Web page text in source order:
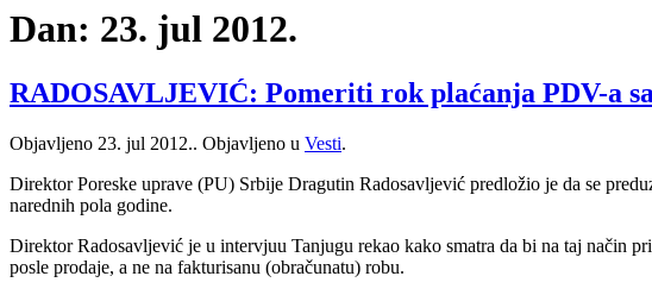
Dan: 23. jul 2012.
RADOSAVLJEVIĆ: Pomeriti rok plaćanja PDV-a sa
Objavljeno 23. jul 2012.. Objavljeno u Vesti.
Direktor Poreske uprave (PU) Srbije Dragutin Radosavljević predložio je da se
narednih pola godine.
Direktor Radosavljević je u intervjuu Tanjugu rekao kako smatra da bi na taj način
posle prodaje, a ne na fakturisanu (obračunatu) robu.